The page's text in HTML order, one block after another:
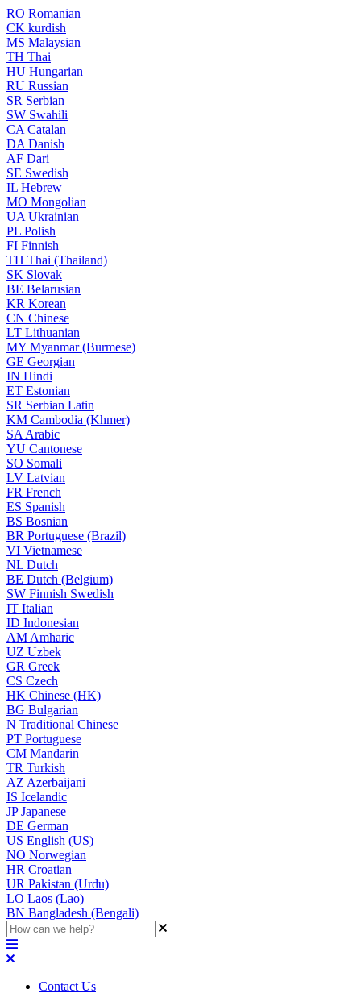
RO Romanian
CK kurdish
MS Malaysian
TH Thai
HU Hungarian
RU Russian
SR Serbian
SW Swahili
CA Catalan
DA Danish
AF Dari
SE Swedish
IL Hebrew
MO Mongolian
UA Ukrainian
PL Polish
FI Finnish
TH Thai (Thailand)
SK Slovak
BE Belarusian
KR Korean
CN Chinese
LT Lithuanian
MY Myanmar (Burmese)
GE Georgian
IN Hindi
ET Estonian
SR Serbian Latin
KM Cambodia (Khmer)
SA Arabic
YU Cantonese
SO Somali
LV Latvian
FR French
ES Spanish
BS Bosnian
BR Portuguese (Brazil)
VI Vietnamese
NL Dutch
BE Dutch (Belgium)
SW Finnish Swedish
IT Italian
ID Indonesian
AM Amharic
UZ Uzbek
GR Greek
CS Czech
HK Chinese (HK)
BG Bulgarian
N Traditional Chinese
PT Portuguese
CM Mandarin
TR Turkish
AZ Azerbaijani
IS Icelandic
JPJapanese
DE German
US English (US)
NO Norwegian
HR Croatian
UR Pakistan (Urdu)
LO Laos (Lao)
BN Bangladesh (Bengali)
Contact Us